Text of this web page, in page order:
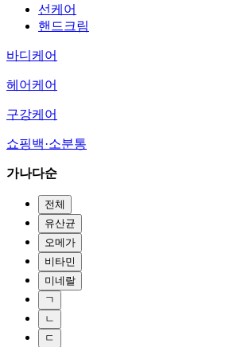
선케어
핸드크림
바디케어
헤어케어
구강케어
쇼핑백·소분통
가나다순
전체
유산균
오메가
비타민
미네랄
ㄱ
ㄴ
ㄷ